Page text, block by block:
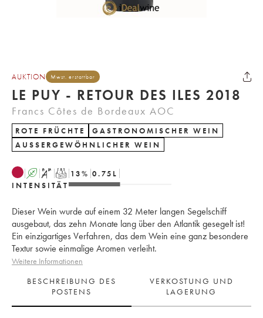
AUKTION Mwst. erstattbar
LE PUY - RETOUR DES ILES 2018
Francs Côtes de Bordeaux AOC
ROTE FRÜCHTE
GASTRONOMISCHER WEIN
AUSSERGEWÖHNLICHER WEIN
A S T 13% 0.75 L
INTENSITÄT
Dieser Wein wurde auf einem 32 Meter langen Segelschiff
ausgebaut, das zehn Monate lang über den Atlantik gesegelt ist!
Ein einzigartiges Verfahren, das dem Wein eine ganz besondere
Textur sowie einmalige Aromen verleiht.
Weitere Informationen
BESCHREIBUNG DES
POSTENS
VERKOSTUNG UND
LAGERUNG